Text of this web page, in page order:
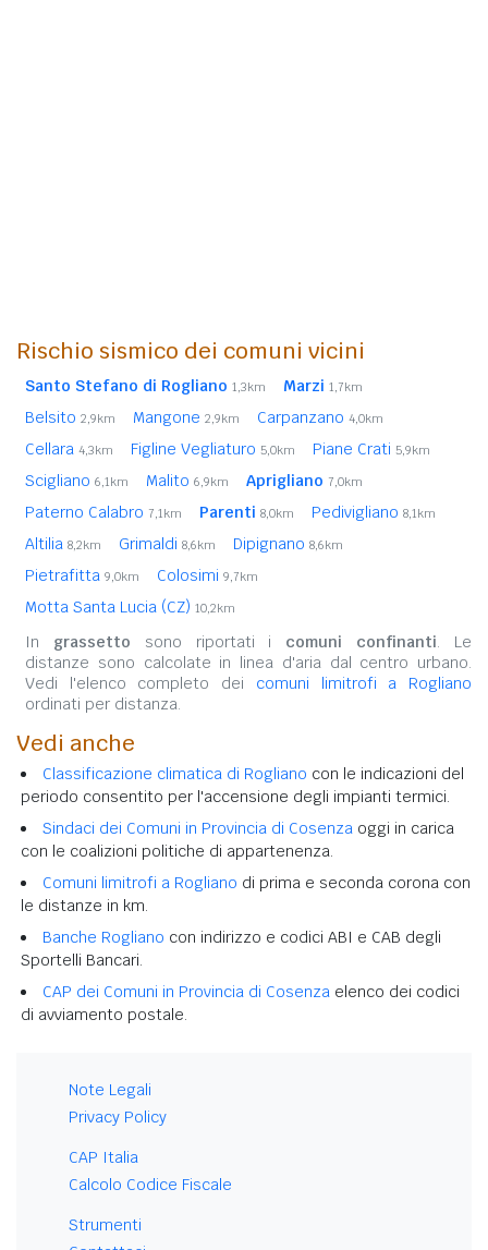
Rischio sismico dei comuni vicini
Santo Stefano di Rogliano 1,3km Marzi 1,7km
Belsito 2,9km Mangone 2,9km Carpanzano 4,0km
Cellara 4,3km Figline Vegliaturo 5,0km Piane Crati 5,9km
Scigliano 6,1km Malito 6,9km Aprigliano 7,0km
Paterno Calabro 7,1km Parenti 8,0km Pedivigliano 8,1km
Altilia 8,2km Grimaldi 8,6km Dipignano 8,6km
Pietrafitta 9,0km Colosimi 9,7km
Motta Santa Lucia (CZ) 10,2km
In grassetto sono riportati i comuni confinanti. Le
distanze sono calcolate in linea d'aria dal centro urbano.
Vedi l'elenco completo dei comuni limitrofi a Rogliano
ordinati per distanza.
Vedi anche
Classificazione climatica di Rogliano con le indicazioni del
periodo consentito per l'accensione degli impianti termici.
Sindaci dei Comuni in Provincia di Cosenza oggi in carica
con le coalizioni politiche di appartenenza.
Comuni limitrofi a Rogliano di prima e seconda corona con
le distanze in km.
Banche Rogliano con indirizzo e codici ABI e CAB degli
Sportelli Bancari.
CAP dei Comuni in Provincia di Cosenza elenco dei codici
di avviamento postale.
Note Legali
Privacy Policy
CAP Italia
Calcolo Codice Fiscale
Strumenti